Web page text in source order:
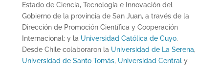
Estado de Ciencia, Tecnología e Innovación del
Gobierno de la provincia de San Juan, a través de la
Dirección de Promoción Científica y Cooperación
Internacional; y la Universidad Católica de Cuyo.
Desde Chile colaboraron la Universidad de La Serena,
Universidad de Santo Tomás, Universidad Centraly